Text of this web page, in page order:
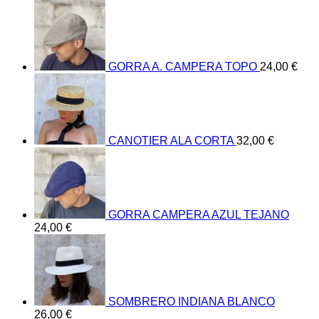
GORRA A. CAMPERA TOPO 24,00 €
CANOTIER ALA CORTA 32,00 €
GORRA CAMPERA AZUL TEJANO
24,00 €
SOMBRERO INDIANA BLANCO
26,00 €